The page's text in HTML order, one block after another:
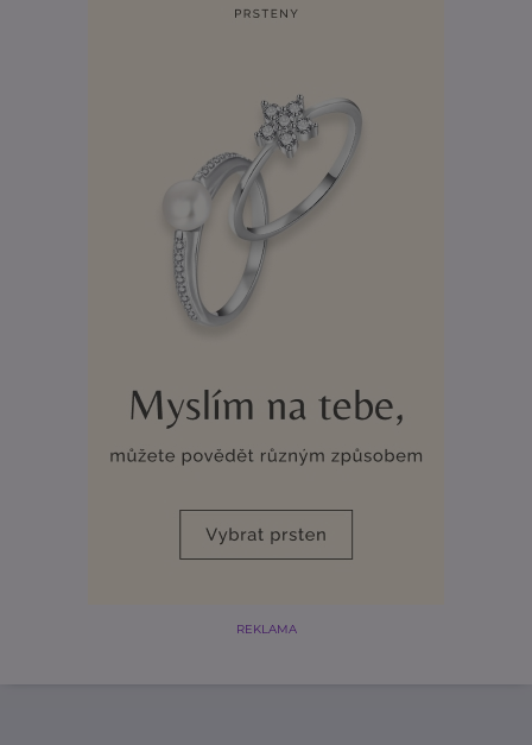
REKLAMA